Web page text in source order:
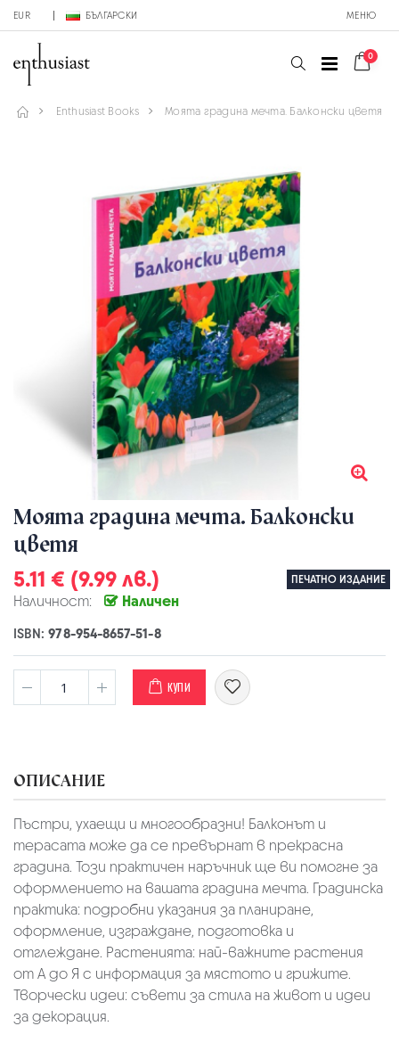
EUR БЪЛГАРСКИ МЕНЮ
0
Enthusiast Books Моята градина мечта. Балконски цветя
Моята градина мечта. Балконски
цветя
5.11 € (9.99 лв.) ПЕЧАТНО ИЗДАНИЕ
Наличност: Наличен
ISBN:978-954-8657-51-8
КУПИ
ОПИСАНИЕ
Пъстри, ухаещи и многообразни! Балконът и
терасата може да се превърнат в прекрасна
градина. Този практичен наръчник ще ви помогне за
оформлението на вашата градина мечта. Градинска
практика: подробни указания за планиране,
оформление, изграждане, подготовка и
отглеждане. Растенията: най-важните растения
от А до Я с информация за мястото и грижите.
Творчески идеи: съвети за стила на живот и идеи
за декорация.